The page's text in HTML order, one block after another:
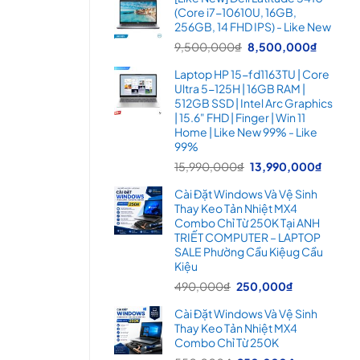
16,900,000₫.
(Core i7-10610U, 16GB,
256GB, 14 FHD IPS) - Like New
9,500,000₫ Giá
là:
9,500,000₫.
8,500,000₫
tại
là:
Laptop HP 15-fd1163TU | Core
Ultra 5-125H | 16GB RAM |
512GB SSD | Intel Arc Graphics
| 15.6" FHD | Finger | Win 11
Home | Like New 99% - Like
99%
15,990,000₫ Giá
là:
15,990,000₫.
13,990,000₫
Cài Đặt Windows Và Vệ Sinh
Thay Keo Tản Nhiệt MX4
Combo Chỉ Từ 250K Tại ANH
TRIẾT COMPUTER – LAPTOP
SALE Phường Cầu Kiệug Cầu
Kiệu
490,000₫ Giá
là:
490,000₫.
250,000₫
tại
là:
Cài Đặt Windows Và Vệ Sinh
Thay Keo Tản Nhiệt MX4
Combo Chỉ Từ 250K